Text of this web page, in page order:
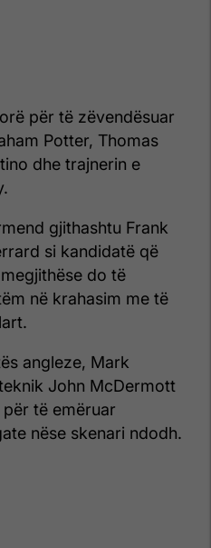
për të zëvendësuar
Potter, Thomas
dhe trajnerin e
gjithashtu Frank
si kandidatë që
do të
në krahasim me të
angleze, Mark
John McDermott
të emëruar
nëse skenari ndodh.